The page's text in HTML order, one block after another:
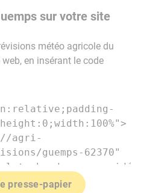
sur votre site
météo agricole du
en insérant le code
presse-papier